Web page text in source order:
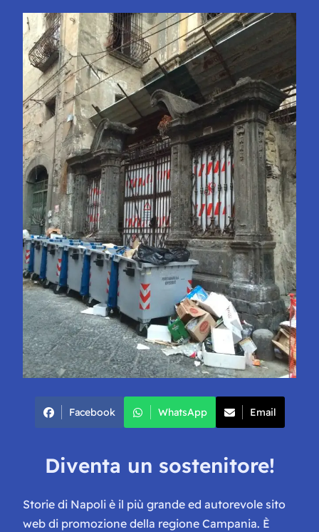
Facebook WhatsApp Email
Diventa un sostenitore!
Storie di Napoli è il più grande ed autorevole sito
web di promozione della regione Campania. È